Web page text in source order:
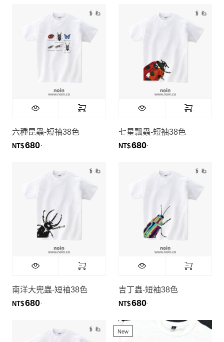
六種昆蟲-短袖38色
NT$680
七星瓢蟲-短袖38色
NT$680
南洋大兜蟲-短袖38色
NT$680
吉丁蟲-短袖38色
NT$680
New